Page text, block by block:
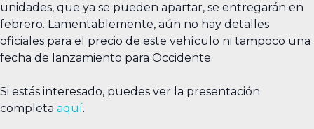
unidades, que ya se pueden apartar, se entregarán en
febrero. Lamentablemente, aún no hay detalles
oficiales para el precio de este vehículo ni tampoco una
fecha de lanzamiento para Occidente.
Si estás interesado, puedes ver la presentación
completa aquí.